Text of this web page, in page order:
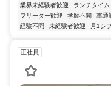
業界未経験者歓迎 ランチタイム
フリーター歓迎
学歴不問 車通
経験不問
未経験者歓迎 月1シ
正社員